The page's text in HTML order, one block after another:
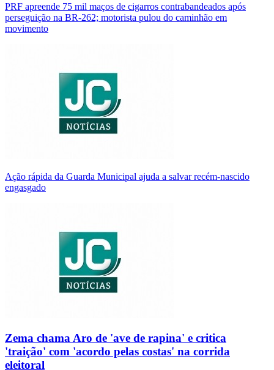
PRF apreende 75 mil maços de cigarros contrabandeados após
perseguição na BR-262; motorista pulou do caminhão em
movimento
Ação rápida da Guarda Municipal ajuda a salvar recém-nascido
engasgado
Zema chama Aro de 'ave de rapina' e critica
'traição' com 'acordo pelas costas' na corrida
eleitoral